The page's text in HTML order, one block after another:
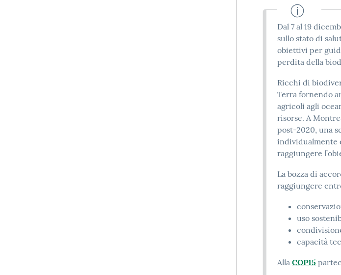
Dal 7 al 19
sullo stato di
obiettivi per
perdita della
Ricchi di
Terra fornendo
agricoli agli
risorse. A
post-2020, una
individualmente
raggiungere
La bozza di
raggiungere
uso
capacità
AllaCOP15